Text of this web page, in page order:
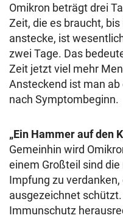
Omikron beträgt drei
Zeit, die es braucht,
anstecke, ist
zwei Tage. Das
Zeit jetzt viel mehr
Ansteckend ist man
nach Symptombeginn.
„Ein Hammer auf den
Gemeinhin wird
einem Großteil sind
Impfung zu
ausgezeichnet
Immunschutz